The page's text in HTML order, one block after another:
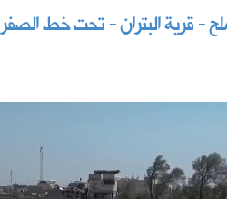
- قرية البتران - تحت خط الصفر